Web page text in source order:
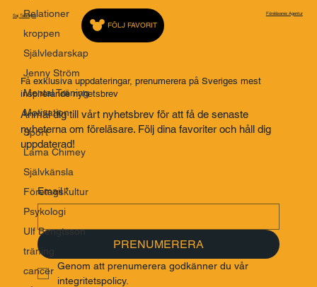
Relationer
kroppen
Självledarskap
Jenny Ström
Mental Träning
Motivation
Sport
Lama Chimey
Självkänsla
Företagskultur
Psykologi
Ulf Bengtsson
träning
cancer
Få exklusiva uppdateringar, prenumerera på Sveriges mest
inspirerande nyhetsbrev
Anmäl dig till vårt nyhetsbrev för att få de senaste
nyheterna om föreläsare. Följ dina favoriter och håll dig
uppdaterad!
PRENUMERERA